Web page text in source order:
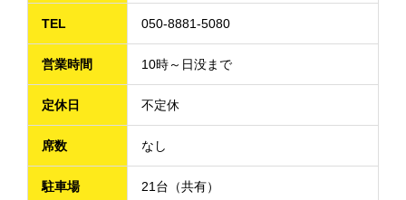
TEL 050-8881-5080
営業時間 10時～日没まで
定休日 不定休
席数 なし
駐車場 21台（共有）